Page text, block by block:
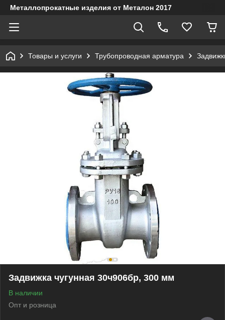
Металлопрокатные изделия от Металон 2017
Товары и услуги Трубопроводная арматура
Задвижка чугунная 30ч906бр, 300 мм
В наличии
Опт и розница